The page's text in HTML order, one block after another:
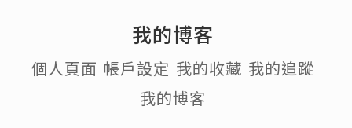
我的博客
個人頁面 帳戶設定 我的收藏 我的追蹤
我的博客